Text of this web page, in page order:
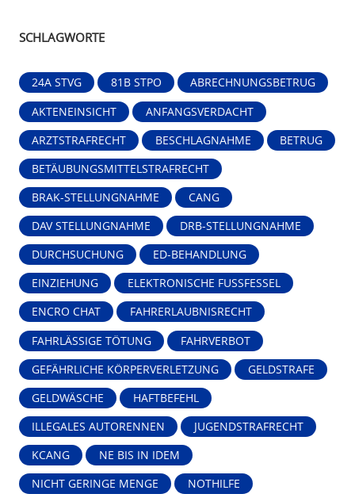
SCHLAGWORTE
24A STVG 81B STPO ABRECHNUNGSBETRUG
AKTENEINSICHT ANFANGSVERDACHT
ARZTSTRAFRECHT BESCHLAGNAHME BETRUG
BETÄUBUNGSMITTELSTRAFRECHT
BRAK-STELLUNGNAHME CANG
DAV STELLUNGNAHME DRB-STELLUNGNAHME
DURCHSUCHUNG ED-BEHANDLUNG
EINZIEHUNG ELEKTRONISCHE FUSSFESSEL
ENCRO CHAT FAHRERLAUBNISRECHT
FAHRLÄSSIGE TÖTUNG FAHRVERBOT
GEFÄHRLICHE KÖRPERVERLETZUNG GELDSTRAFE
GELDWÄSCHE HAFTBEFEHL
ILLEGALES AUTORENNEN JUGENDSTRAFRECHT
KCANG NE BIS IN IDEM
NICHT GERINGE MENGE NOTHILFE